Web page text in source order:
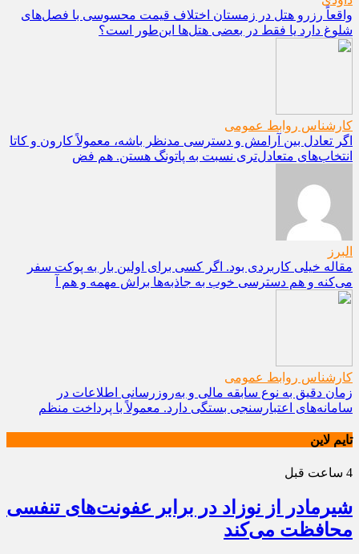
واقعاً رزرو هتل در زمستان اختلاف قیمت محسوسی با فصل‌های
شلوغ دارد یا فقط در بعضی هتل‌ها این‌طور است؟
کارشناس روابط عمومی
اگر تعادل بین آرامش و دسترسی مدنظر باشه، معمولاً کارون و کاتا
انتخاب‌های متعادل‌تری نسبت به پاتونگ هستن. هم فض
البرز
مقاله خیلی کاربردی بود. اگر کسی برای اولین بار به پوکت سفر
می‌کنه و هم دسترسی خوب به جاذبه‌ها براش مهمه و هم آ
کارشناس روابط عمومی
زمان دقیق به نوع سابقه مالی و به‌روزرسانی اطلاعات در
سامانه‌های اعتبارسنجی بستگی دارد. معمولاً با پرداخت منظم
تایم لاین
4 ساعت قبل
شیرمادر از نوزاد در برابر عفونت‌های تنفسی
محافظت می‌کند